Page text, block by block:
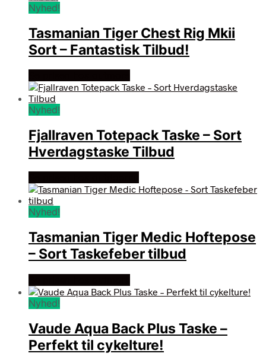
Nyhed!
Tasmanian Tiger Chest Rig Mkii
Sort – Fantastisk Tilbud!
Nyhed!
Fjallraven Totepack Taske – Sort
Hverdagstaske Tilbud
Nyhed!
Tasmanian Tiger Medic Hoftepose
– Sort Taskefeber tilbud
Nyhed!
Vaude Aqua Back Plus Taske –
Perfekt til cykelture!